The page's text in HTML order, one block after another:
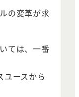
の変革が求
ては、一番
ユースから